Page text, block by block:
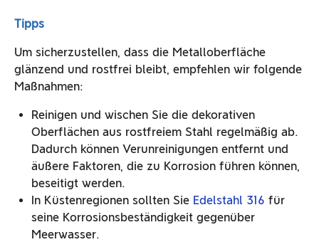
Tipps
Um sicherzustellen, dass die Metalloberfläche
glänzend und rostfrei bleibt, empfehlen wir folgende
Maßnahmen:
Reinigen und wischen Sie die dekorativen
Oberflächen aus rostfreiem Stahl regelmäßig ab.
Dadurch können Verunreinigungen entfernt und
äußere Faktoren, die zu Korrosion führen können,
beseitigt werden.
In Küstenregionen sollten Sie Edelstahl 316 für
seine Korrosionsbeständigkeit gegenüber
Meerwasser.